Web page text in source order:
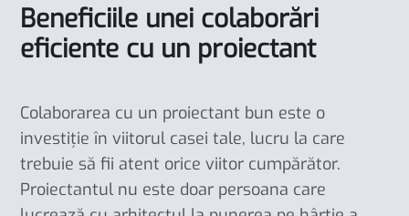
Beneficiile unei colaborări
eficiente cu un proiectant
Colaborarea cu un proiectant bun este o
investiție în viitorul casei tale, lucru la care
trebuie să fii atent orice viitor cumpărător.
Proiectantul nu este doar persoana care